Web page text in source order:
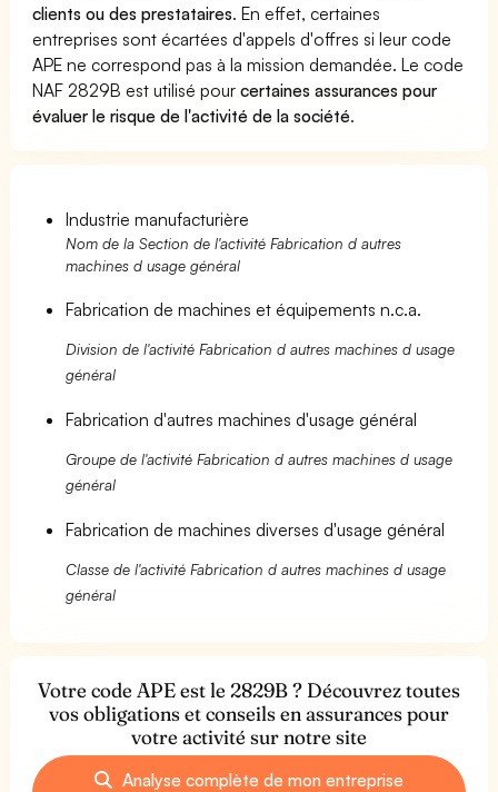
clients ou des prestataires. En effet, certaines
entreprises sont écartées d'appels d'offres si leur code
APE ne correspond pas à la mission demandée. Le code
NAF 2829B est utilisé pourcertaines assurances pour
évaluer le risque de l'activité de la société.
Industrie manufacturière
Nom de la Section de l'activité Fabrication d autres
machines d usage général
Fabrication de machines et équipements n.c.a.
Division de l'activité Fabrication d autres machines d usage
général
Fabrication d'autres machines d'usage général
Groupe de l'activité Fabrication d autres machines d usage
général
Fabrication de machines diverses d'usage général
Classe de l'activité Fabrication d autres machines d usage
général
Votre code APE est le 2829B ? Découvrez toutes
vos obligations et conseils en assurances pour
votre activité sur notre site
Analyse complète de mon entreprise